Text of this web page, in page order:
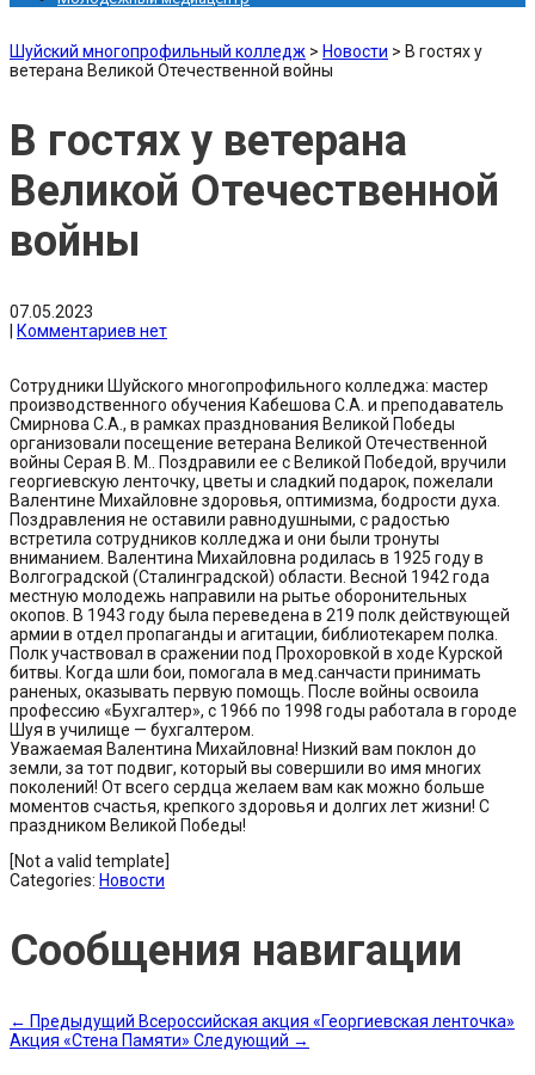
Шуйский многопрофильный колледж > Новости > В гостях у
ветерана Великой Отечественной войны
В гостях у ветерана
Великой Отечественной
войны
07.05.2023
Комментариев нет
Сотрудники Шуйского многопрофильного колледжа: мастер
производственного обучения Кабешова С.А. и преподаватель
Смирнова С.А., в рамках празднования Великой Победы
организовали посещение ветерана Великой Отечественной
войны Серая В. М.. Поздравили ее с Великой Победой, вручили
георгиевскую ленточку, цветы и сладкий подарок, пожелали
Валентине Михайловне здоровья, оптимизма, бодрости духа.
Поздравления не оставили равнодушными, с радостью
встретила сотрудников колледжа и они были тронуты
вниманием. Валентина Михайловна родилась в 1925 году в
Волгоградской (Сталинградской) области. Весной 1942 года
местную молодежь направили на рытье оборонительных
окопов. В 1943 году была переведена в 219 полк действующей
армии в отдел пропаганды и агитации, библиотекарем полка.
Полк участвовал в сражении под Прохоровкой в ходе Курской
битвы. Когда шли бои, помогала в мед.санчасти принимать
раненых, оказывать первую помощь. После войны освоила
профессию «Бухгалтер», с 1966 по 1998 годы работала в городе
Шуя в училище — бухгалтером.
Уважаемая Валентина Михайловна! Низкий вам поклон до
земли, за тот подвиг, который вы совершили во имя многих
поколений! От всего сердца желаем вам как можно больше
моментов счастья, крепкого здоровья и долгих лет жизни! С
праздником Великой Победы!
[Not a valid template]
Categories: Новости
Сообщения навигации
← Предыдущий Всероссийская акция «Георгиевская ленточка»
Акция «Стена Памяти» Следующий →